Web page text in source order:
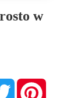
w
Twitter Pinterest